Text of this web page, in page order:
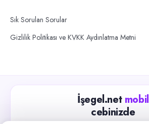
Sık Sorulan Sorular
Gizlilik Politikası ve KVKK Aydınlatma Metni
İşegel.net mobil
cebinizde